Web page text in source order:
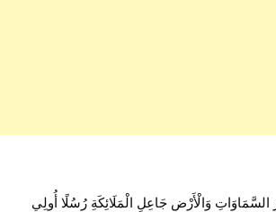
السَّمَاوَاتِ وَالْأَرْضِ جَاعِلِ الْمَلَائِكَةِ رُسُلًا أُولِي